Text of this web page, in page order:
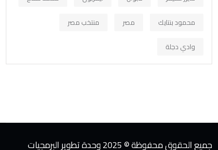
محمود بنتايك
مصر
منتخب مصر
وادي دجلة
جميع الحقوق محفوظة © 2025 وحدة تطوير البرمجيات